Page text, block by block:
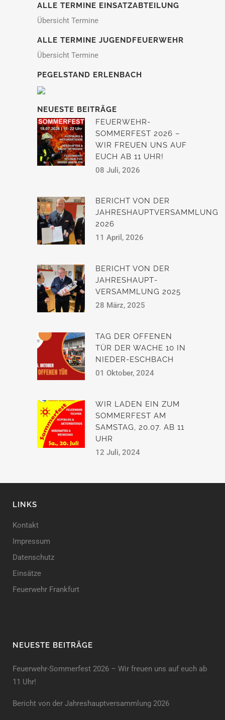
ALLE TERMINE EINSATZABTEILUNG
Übersicht Termine
ALLE TERMINE JUGENDFEUERWEHR
Übersicht Termine
PEGELSTAND ERLENBACH
NEUESTE BEITRÄGE
FEUERWEHR-
SOMMERFEST 2026 –
WIR FREUEN UNS AUF
EUCH AB 11 UHR!
08 Juli, 2026
BERICHT VON DER
JAHRESHAUPTVERSAMMLUNG
2026
11 April, 2026
BERICHT VON DER
JAHRESHAUPT­
VERSAMMLUNG 2025
28 März, 2025
TAG DER OFFENEN
TÜR DER WACHE 10 IN
NIEDER-ESCHBACH
01 Oktober, 2024
WIR LADEN EIN ZUM
SOMMERFEST AM
SAMSTAG, 20.07. AB 11
UHR
12 Juli, 2024
LINKS
Kontakt
Impressum
Datenschutz
Einsätze
Feuerwehr Frankfurt
NEUESTE BEITRÄGE
Feuerwehr-Sommerfest 2026 – Wir freuen uns auf euch ab
11 Uhr!
Bericht von der Jahreshauptversammlung 2026